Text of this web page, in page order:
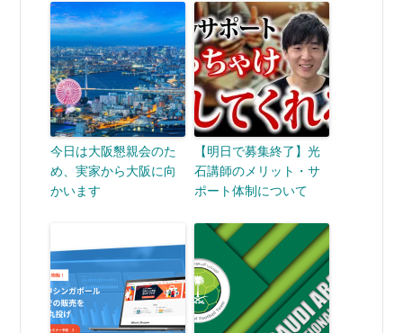
今日は大阪懇親会のた
め、実家から大阪に向
かいます
【明日で募集終了】光
石講師のメリット・サ
ポート体制について